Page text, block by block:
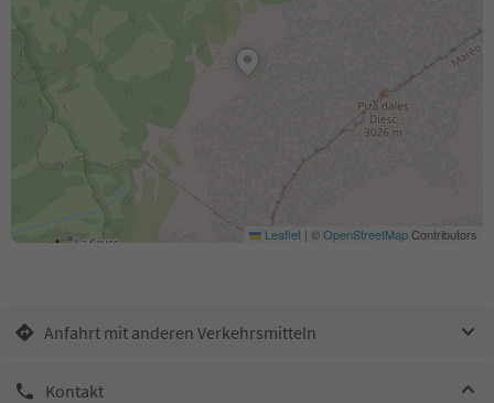
Leaflet | ©OpenStreetMapContributors
Anfahrt mit anderen Verkehrsmitteln
Kontakt